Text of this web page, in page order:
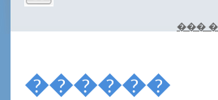
���
������